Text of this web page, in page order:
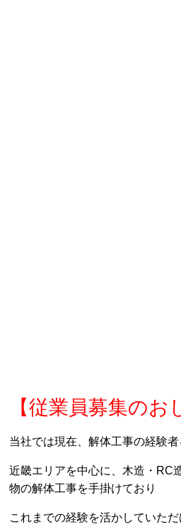
【従業員募集のお
当社では現在、解体工事の経験者
近畿エリアを中心に、木造・RC
物の解体工事を手掛けており
これまでの経験を活かしていた